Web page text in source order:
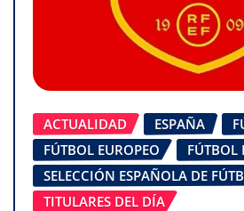
ACTUALIDAD ESPAÑA
FÚTBOL EUROPEO
FÚTBOL
SELECCIÓN ESPAÑOLA DE
TITULARES DEL DÍA